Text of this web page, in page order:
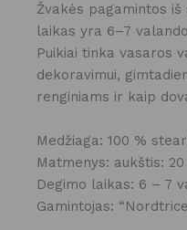
Žvakės pagamintos
laikas yra 6–7
Puikiai tinka vasaros
dekoravimui,
renginiams ir kaip
Medžiaga: 100 %
Matmenys: aukštis:
Degimo laikas: 6 – 7
Gamintojas: